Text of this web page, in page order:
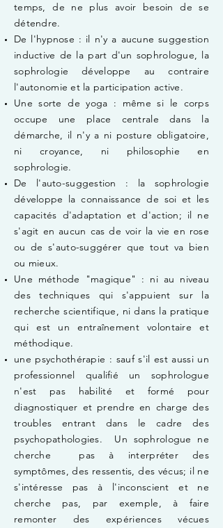
temps, de ne plus avoir besoin de se
détendre.
De l'hypnose : il n'y a aucune suggestion
inductive de la part d'un sophrologue, la
sophrologie développe au contraire
l'autonomie et la participation active.
Une sorte de yoga : même si le corps
occupe une place centrale dans la
démarche, il n'y a ni posture obligatoire,
ni croyance, ni philosophie en
sophrologie.
De l'auto-suggestion : la sophrologie
développe la connaissance de soi et les
capacités d'adaptation et d'action; il ne
s'agit en aucun cas de voir la vie en rose
ou de s'auto-suggérer que tout va bien
ou mieux.
Une méthode "magique" : ni au niveau
des techniques qui s'appuient sur la
recherche scientifique, ni dans la pratique
qui est un entraînement volontaire et
méthodique.
une psychothérapie : sauf s'il est aussi un
professionnel qualifié un sophrologue
n'est pas habilité et formé pour
diagnostiquer et prendre en charge des
troubles entrant dans le cadre des
psychopathologies. Un sophrologue ne
cherche pas à interpréter des
symptômes, des ressentis, des vécus; il ne
s'intéresse pas à l'inconscient et ne
cherche pas, par exemple, à faire
remonter des expériences vécues